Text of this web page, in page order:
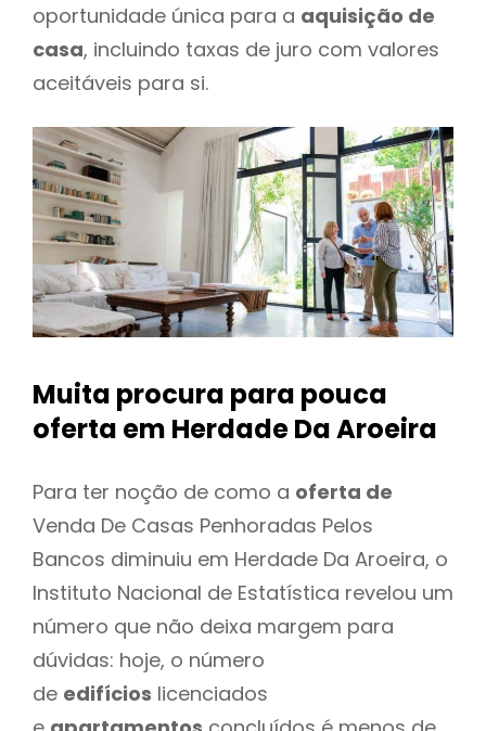
oportunidade única para a aquisição de
casa, incluindo taxas de juro com valores
aceitáveis para si.
Muita procura para pouca
oferta em Herdade Da Aroeira
Para ter noção de como a oferta de
Venda De Casas Penhoradas Pelos
Bancos diminuiu em Herdade Da Aroeira, o
Instituto Nacional de Estatística revelou um
número que não deixa margem para
dúvidas: hoje, o número
de edifícios licenciados